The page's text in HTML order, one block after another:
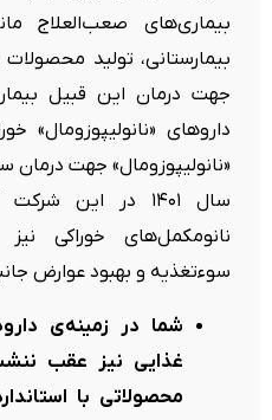
بیماری‌های صعب‌العلاج
بیمارستانی، تولید
جهت درمان این قبیل
داروهای «نانولیپوزومال»
«نانولیپوزومال» جهت
سال ۱۴۰۱ در این
نانومکمل‌های خوراکی
سوءتغذیه و بهبود عوارض
شما در زمینه‌ی
غذایی نیز عقب
محصولاتی با